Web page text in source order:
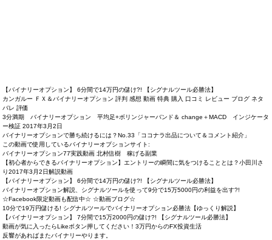
【バイナリーオプション】 6分間で14万円の儲け?! 【シグナルツール必勝法】
カンガルー ＦＸ＆バイナリーオプション 評判 感想 動画 特典 購入 口コミ レビュー ブログ ネタ
バレ 評価
3分満期 バイナリーオプション 平均足+ボリンジャーバンド＆ change＋MACD インジケータ
ー検証 2017年3月2日
バイナリーオプションで勝ち続けるには？No.33「ココナラ出品について＆コメント紹介」
この動画で使用しているバイナリーオプションサイト:
バイナリーオプション77実践動画 北村信樹 稼げる副業
【初心者からできるバイナリーオプション】エントリーの瞬間に気をつけることとは？小田川さ
り2017年3月2日解説動画
【バイナリーオプション】 6分間で14万円の儲け?! 【シグナルツール必勝法】
バイナリーオプション解説、シグナルツールを使って9分で15万5000円の利益を出す?!
☆Facebook限定動画も配信中☆ ☆動画ブログ☆
10分で19万円儲ける! シグナルツールでバイナリーオプション必勝法【ゆっくり解説】
【バイナリーオプション】 7分間で15万2000円の儲け?! 【シグナルツール必勝法】
動画が気に入ったらLikeボタン押してください！3万円からのFX投資生活
反響があればまたバイナリーやります。